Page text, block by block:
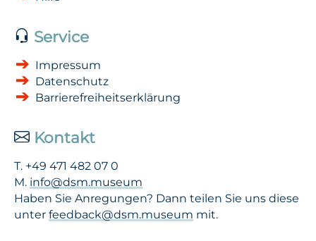
Service
Impressum
Datenschutz
Barrierefreiheits­erklärung
Kontakt
T. +49 471 482 07 0
M. info@dsm.museum
Haben Sie Anregungen? Dann teilen Sie uns diese
unter feedback@dsm.museum mit.